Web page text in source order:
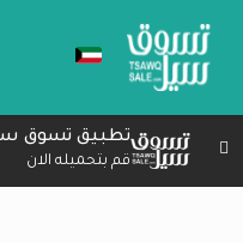
تطبيق تسوق
قم بتحميله الان